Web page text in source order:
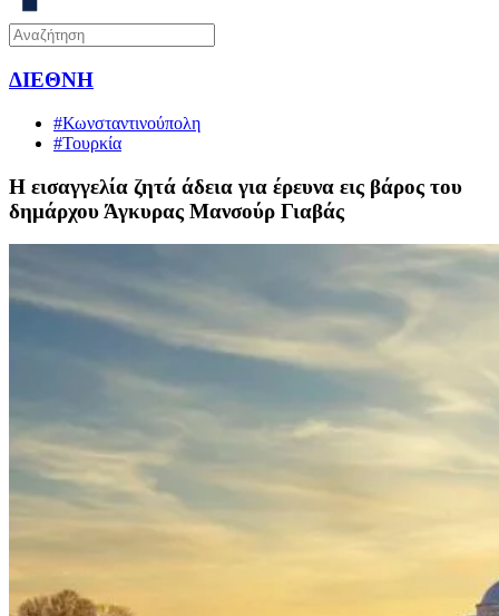
ΔΙΕΘΝΗ
#Κωνσταντινούπολη
#Τουρκία
Η εισαγγελία ζητά άδεια για έρευνα εις βάρος του
δημάρχου Άγκυρας Μανσούρ Γιαβάς